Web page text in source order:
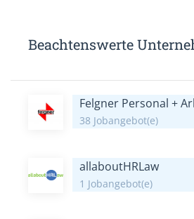
Beachtenswerte
Felgner Personal +
38 Jobangebot(e)
allaboutHRLaw
1 Jobangebot(e)